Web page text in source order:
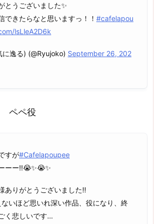
とうございました✨
できたらなと思いますっ！！ #cafelapou
lsLleA2D6k
逸る) (@Ryujoko) September 26, 202
ペペ役
すが#Cafelapoupee
ーー‼️😭✨😭✨
ありがとうございました‼️
いほど思いれ深い作品、役になり、終
く悲しいです…